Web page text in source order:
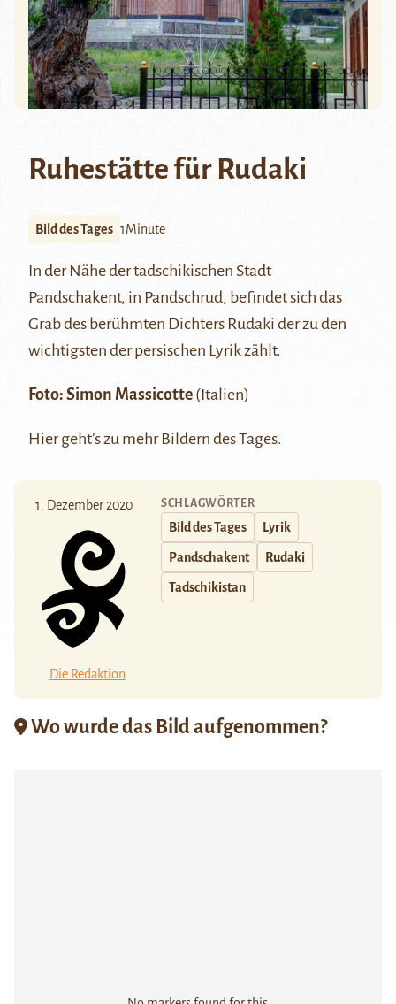
Ruhestätte für Rudaki
Bild des Tages 1Minute
In der Nähe der tadschikischen Stadt
Pandschakent, in Pandschrud, befindet sich das
Grab des berühmten Dichters Rudaki der zu den
wichtigsten der persischen Lyrik zählt.
Foto: Simon Massicotte (Italien)
Hiergeht’s zu mehr Bildern des Tages.
1. Dezember 2020
Die Redaktion
SCHLAGWÖRTER
Bild des Tages Lyrik
Pandschakent Rudaki
Tadschikistan
Wo wurde das Bild aufgenommen?